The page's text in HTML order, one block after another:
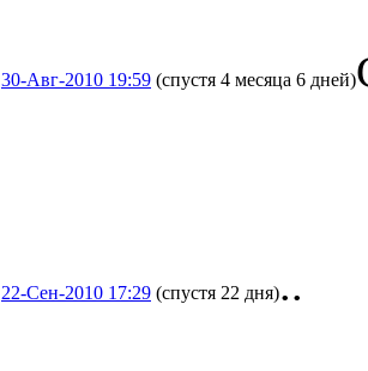
30-Авг-2010 19:59 (спустя 4 месяца 6 дней)
22-Сен-2010 17:29 (спустя 22 дня)..